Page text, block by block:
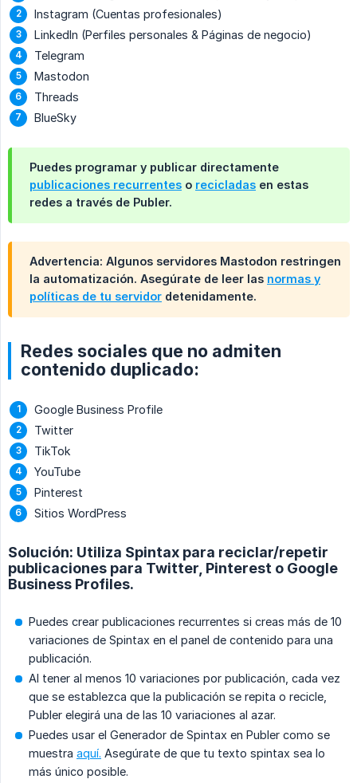
Instagram (Cuentas profesionales)
LinkedIn (Perfiles personales & Páginas de negocio)
Telegram
Mastodon
Threads
BlueSky
Puedes programar y publicar directamente
publicaciones recurrentes o recicladas en estas
redes a través de Publer.
Advertencia: Algunos servidores Mastodon restringen
la automatización. Asegúrate de leer las normas y
políticas de tu servidor detenidamente.
Redes sociales que no admiten
contenido duplicado:
Google Business Profile
Twitter
TikTok
YouTube
Pinterest
Sitios WordPress
Solución: Utiliza Spintax para reciclar/repetir
publicaciones para Twitter, Pinterest o Google
Business Profiles.
Puedes crear publicaciones recurrentes si creas más de 10
variaciones de Spintax en el panel de contenido para una
publicación.
Al tener al menos 10 variaciones por publicación, cada vez
que se establezca que la publicación se repita o recicle,
Publer elegirá una de las 10 variaciones al azar.
Puedes usar el Generador de Spintax en Publer como se
muestra aquí. Asegúrate de que tu texto spintax sea lo
más único posible.